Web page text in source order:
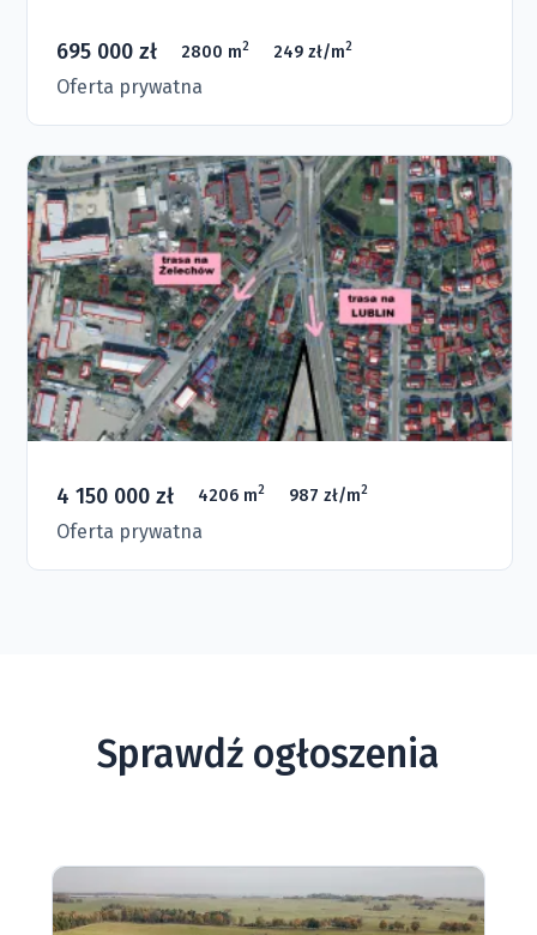
695 000 zł 2800 m2 249 zł/m2
Oferta prywatna
4 150 000 zł 4206 m2 987 zł/m2
Oferta prywatna
Sprawdź ogłoszenia